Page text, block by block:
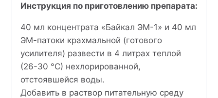
Инструкция по приготовлению препарата:
40 мл концентрата «Байкал ЭМ-1» и 40 мл
ЭМ-патоки крахмальной (готового
усилителя) развести в 4 литрах теплой
(26-30 °С) нехлорированной,
отстоявшейся воды.
Добавить в раствор питательную среду